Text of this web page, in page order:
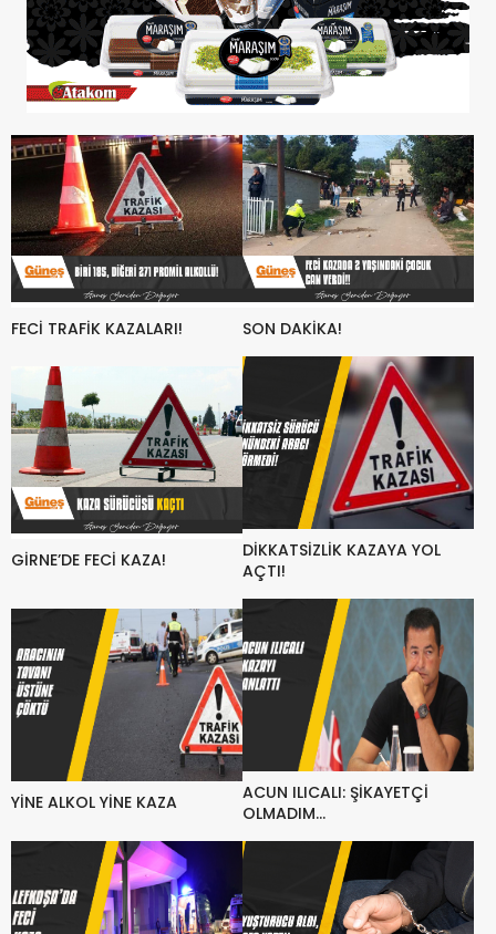
FECİ TRAFİK KAZALARI! SON DAKİKA!
GİRNE’DE FECİ KAZA!
DİKKATSİZLİK KAZAYA YOL
AÇTI!
YİNE ALKOL YİNE KAZA
ACUN ILICALI: ŞİKAYETÇİ
OLMADIM…